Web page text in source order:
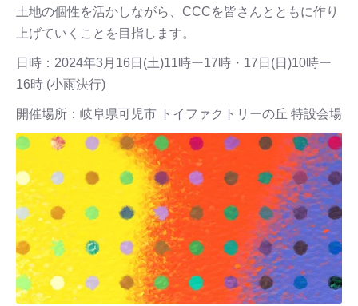
土地の個性を活かしながら、CCCを皆さんとともに作り
上げていくことを目指します。
日時：2024年3月16日(土)11時ー17時・17日(日)10時ー
16時 (小雨決行)
開催場所：岐阜県可児市 トイファクトリーの丘 特設会場